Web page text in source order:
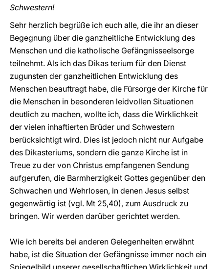
Schwestern!
Sehr herzlich begrüße ich euch alle, die ihr an dieser
Begegnung über die ganzheitliche Entwicklung des
Menschen und die katholische Gefängnisseelsorge
teilnehmt. Als ich das Dikas terium für den Dienst
zugunsten der ganzheitlichen Entwicklung des
Menschen beauftragt habe, die Fürsorge der Kirche für
die Menschen in besonderen leidvollen Situationen
deutlich zu machen, wollte ich, dass die Wirklichkeit
der vielen inhaftierten Brüder und Schwestern
berücksichtigt wird. Dies ist jedoch nicht nur Aufgabe
des Dikasteriums, sondern die ganze Kirche ist in
Treue zu der von Christus empfangenen Sendung
aufgerufen, die Barmherzigkeit Gottes gegenüber den
Schwachen und Wehrlosen, in denen Jesus selbst
gegenwärtig ist (vgl. Mt 25,40), zum Ausdruck zu
bringen. Wir werden darüber gerichtet werden.
Wie ich bereits bei anderen Gelegenheiten erwähnt
habe, ist die Situation der Gefängnisse immer noch ein
Spiegelbild unserer gesellschaftlichen Wirklichkeit und